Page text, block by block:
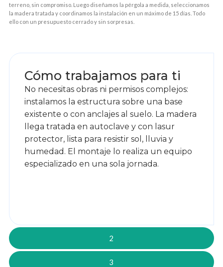
terreno, sin compromiso. Luego diseñamos la pérgola a medida, seleccionamos
la madera tratada y coordinamos la instalación en un máximo de 15 días. Todo
ello con un presupuesto cerrado y sin sorpresas.
2
3
Cómo trabajamos para ti
No necesitas obras ni permisos complejos:
instalamos la estructura sobre una base
existente o con anclajes al suelo. La madera
llega tratada en autoclave y con lasur
protector, lista para resistir sol, lluvia y
humedad. El montaje lo realiza un equipo
especializado en una sola jornada.